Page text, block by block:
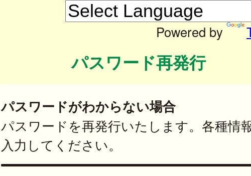
Powered by
パスワード再発行
パスワードがわからない場合
パスワードを再発行いたします。各種情
入力してください。